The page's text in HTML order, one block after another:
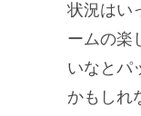
状況はい
ームの楽
いなとパ
かもしれ